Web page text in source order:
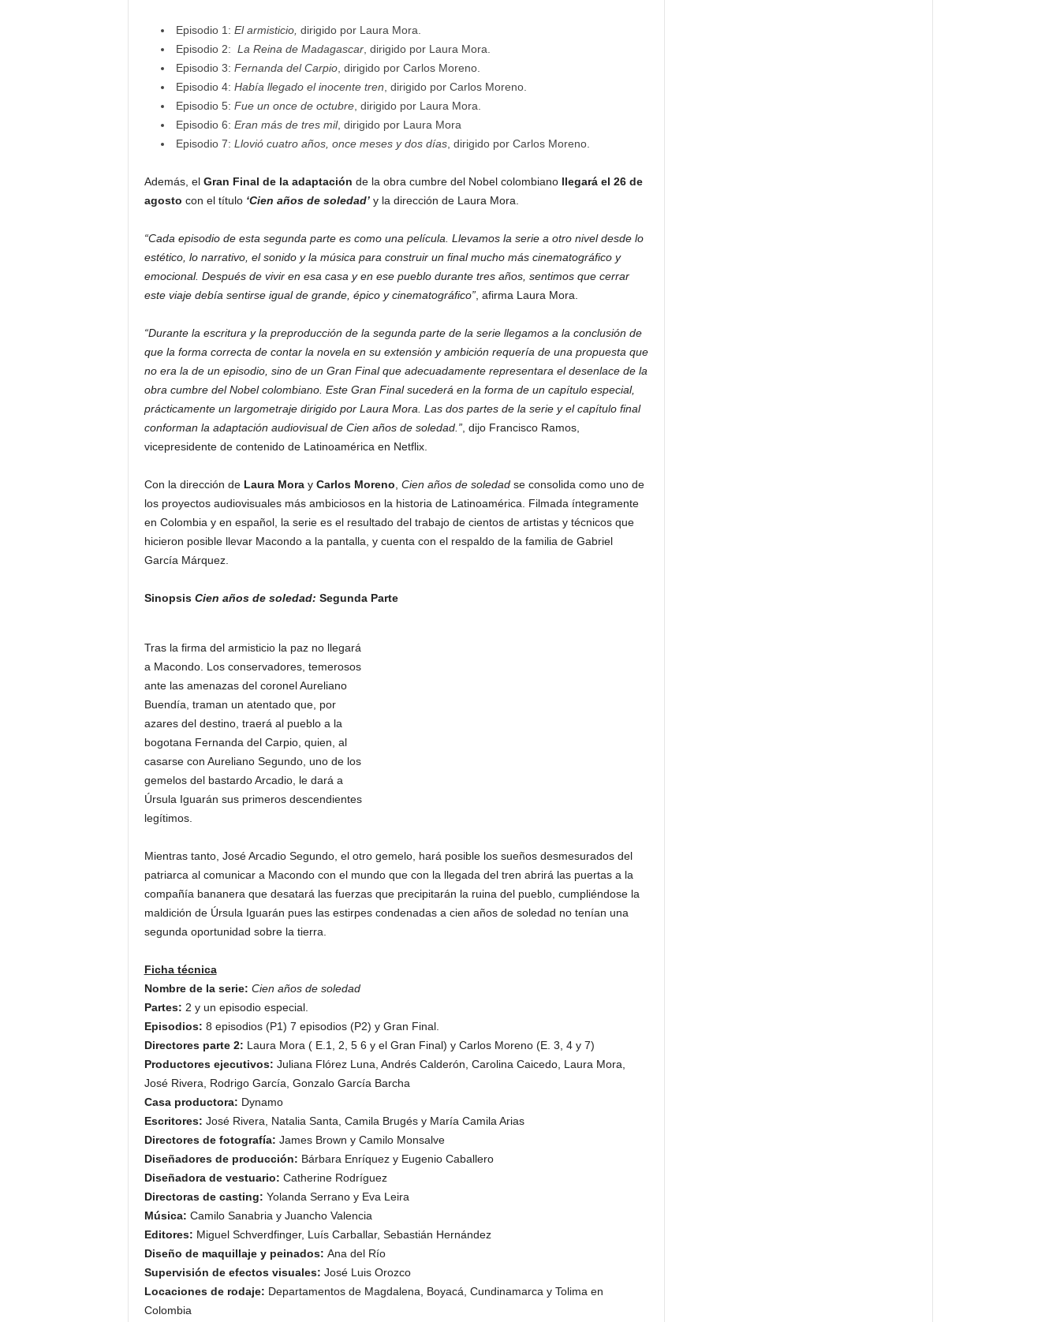
Episodio 1: El armisticio, dirigido por Laura Mora.
Episodio 2: La Reina de Madagascar, dirigido por Laura Mora.
Episodio 3: Fernanda del Carpio, dirigido por Carlos Moreno.
Episodio 4: Había llegado el inocente tren , dirigido por Carlos Moreno.
Episodio 5: Fue un once de octubre, dirigido por Laura Mora.
Episodio 6: Eran más de tres mil, dirigido por Laura Mora
Episodio 7: Llovió cuatro años, once meses y dos días, dirigido por Carlos Moreno.
Además, el Gran Final de la adaptación de la obra cumbre del Nobel colombiano llegará el 26 de
agosto con el título ‘Cien años de soledad’ y la dirección de Laura Mora.
“Cada episodio de esta segunda parte es como una película. Llevamos la serie a otro nivel desde lo
estético, lo narrativo, el sonido y la música para construir un final mucho más cinematográfico y
emocional. Después de vivir en esa casa y en ese pueblo durante tres años, sentimos que cerrar
este viaje debía sentirse igual de grande, épico y cinematográfico”, afirma Laura Mora.
“Durante la escritura y la preproducción de la segunda parte de la serie llegamos a la conclusión de
que la forma correcta de contar la novela en su extensión y ambición requería de una propuesta que
no era la de un episodio, sino de un Gran Final que adecuadamente representara el desenlace de la
obra cumbre del Nobel colombiano. Este Gran Final sucederá en la forma de un capítulo especial,
prácticamente un largometraje dirigido por Laura Mora. Las dos partes de la serie y el capítulo final
conforman la adaptación audiovisual de Cien años de soledad.”, dijo Francisco Ramos,
vicepresidente de contenido de Latinoamérica en Netflix.
Con la dirección de Laura Moray Carlos Moreno Cien años de soledadse consolida como uno de
los proyectos audiovisuales más ambiciosos en la historia de Latinoamérica. Filmada íntegramente
en Colombia y en español, la serie es el resultado del trabajo de cientos de artistas y técnicos que
hicieron posible llevar Macondo a la pantalla, y cuenta con el respaldo de la familia de Gabriel
García Márquez.
Sinopsis Cien años de soledad: Segunda Parte
Tras la firma del armisticio la paz no llegará
a Macondo. Los conservadores, temerosos
ante las amenazas del coronel Aureliano
Buendía, traman un atentado que, por
azares del destino, traerá al pueblo a la
bogotana Fernanda del Carpio, quien, al
casarse con Aureliano Segundo, uno de los
gemelos del bastardo Arcadio, le dará a
Úrsula Iguarán sus primeros descendientes
legítimos.
Mientras tanto, José Arcadio Segundo, el otro gemelo, hará posible los sueños desmesurados del
patriarca al comunicar a Macondo con el mundo que con la llegada del tren abrirá las puertas a la
compañía bananera que desatará las fuerzas que precipitarán la ruina del pueblo, cumpliéndose la
maldición de Úrsula Iguarán pues las estirpes condenadas a cien años de soledad no tenían una
segunda oportunidad sobre la tierra.
Ficha técnica
Nombre de la serie: Cien años de soledad
Partes: 2 y un episodio especial.
Episodios: 8 episodios (P1) 7 episodios (P2) y Gran Final.
Directores parte 2: Laura Mora ( E.1, 2, 5 6 y el Gran Final) y Carlos Moreno (E. 3, 4 y 7)
Productores ejecutivos: Juliana Flórez Luna, Andrés Calderón, Carolina Caicedo, Laura Mora,
José Rivera, Rodrigo García, Gonzalo García Barcha
Casa productora: Dynamo
Escritores: José Rivera, Natalia Santa, Camila Brugés y María Camila Arias
Directores de fotografía: James Brown y Camilo Monsalve
Diseñadores de producción: Bárbara Enríquez y Eugenio Caballero
Diseñadora de vestuario: Catherine Rodríguez
Directoras de casting: Yolanda Serrano y Eva Leira
Música: Camilo Sanabria y Juancho Valencia
Editores: Miguel Schverdfinger, Luís Carballar, Sebastián Hernández
Diseño de maquillaje y peinados: Ana del Río
Supervisión de efectos visuales: José Luis Orozco
Locaciones de rodaje: Departamentos de Magdalena, Boyacá, Cundinamarca y Tolima en
Colombia